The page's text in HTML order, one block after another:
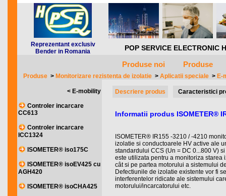
Reprezentant exclusiv
Bender in Romania
POP SERVICE
Produse noi Produse
Produse > Monitorizare rezistenta de izolatie > Aplicatii speciale > E-
< E-mobility
Controler incarcare
CC613
Controler incarcare
ICC1324
ISOMETER® iso175C
ISOMETER® isoEV425 cu
AGH420
ISOMETER® isoCHA425
Descriere produs Caracteristici
Informatii produs ISOMETER®
ISOMETER® IR155 -3210 / -4210
izolatie si conductoarele HV active ale
standardului CCS (Un = DC 0...800 V)
este utilizata pentru a monitoriza
cât si pe partea motorului a sistemului
Defectiunile de izolatie existente vor fi
interferentelor ridicate ale sistemului
motorului/incarcatorului etc.